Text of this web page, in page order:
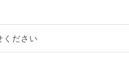
ください